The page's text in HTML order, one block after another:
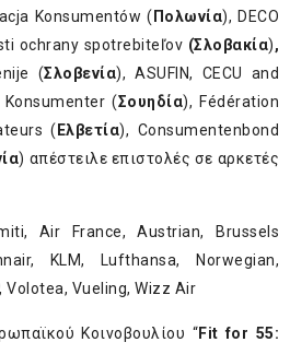
Konsumentów ( Πολωνία), DECO
ochrany spotrebiteľov (Σλοβακία),
(Σλοβενία), ASUFIN, CECU and
(Σουηδία), Fédération
( Ελβετία), Consumentenbond
) απέστειλε επιστολές σε αρκετές
Air France, Austrian, Brussels
KLM, Lufthansa, Norwegian,
Volotea, Vueling, Wizz Air
Κοινοβουλίου “Fit for 55: